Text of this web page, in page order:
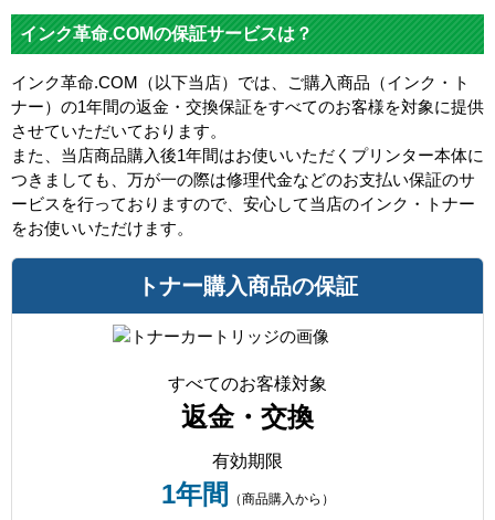
インク革命.COMの保証サービスは？
インク革命.COM（以下当店）では、ご購入商品（インク・ト
ナー）の1年間の返金・交換保証をすべてのお客様を対象に提供
させていただいております。
また、当店商品購入後1年間はお使いいただくプリンター本体に
つきましても、万が一の際は修理代金などのお支払い保証のサ
ービスを行っておりますので、安心して当店のインク・トナー
をお使いいただけます。
トナー購入商品の保証
すべてのお客様対象
返金・交換
有効期限
1年間 （商品購入から）